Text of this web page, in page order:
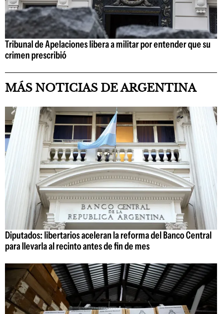
Tribunal de Apelaciones libera a militar por entender que su
crimen prescribió
MÁS NOTICIAS DE ARGENTINA
Diputados: libertarios aceleran la reforma del Banco Central
para llevarla al recinto antes de fin de mes